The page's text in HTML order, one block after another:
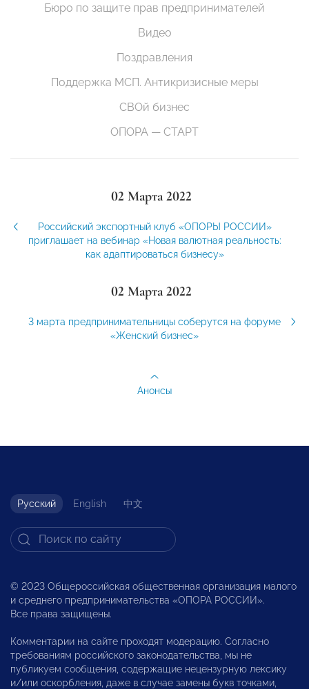
Бюро по защите прав предпринимателей
Видео
Поздравления
Поддержка МСП. Антикризисные меры
СВОй бизнес
ОПОРА — СТАРТ
02 Марта 2022
Российский экспортный клуб «ОПОРЫ РОССИИ»
приглашает на вебинар «Новая валютная реальность:
как адаптироваться бизнесу»
02 Марта 2022
3 марта предпринимательницы соберутся на форуме
«Женский бизнес»
Анонсы
Русский English 中文
© 2023 Общероссийская общественная организация малого
и среднего предпринимательства «ОПОРА РОССИИ».
Все права защищены.
Комментарии на сайте проходят модерацию. Согласно
требованиям российского законодательства, мы не
публикуем сообщения, содержащие нецензурную лексику
и/или оскорбления, даже в случае замены букв точками,